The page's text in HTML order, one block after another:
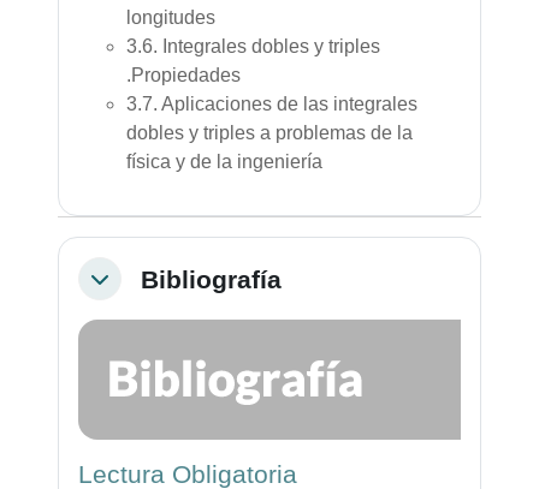
longitudes
3.6. Integrales dobles y triples
.Propiedades
3.7. Aplicaciones de las integrales
dobles y triples a problemas de la
física y de la ingeniería
ColapsarBibliografía
Lectura Obligatoria